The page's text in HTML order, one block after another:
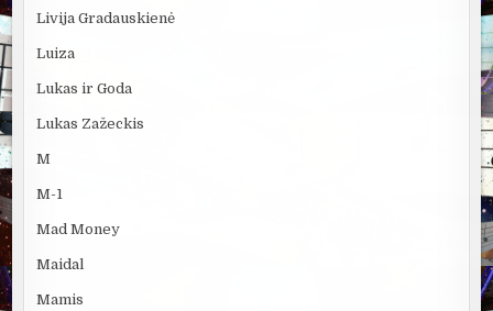
Livija Gradauskienė
Luiza
Lukas ir Goda
Lukas Zažeckis
M
M-1
Mad Money
Maidal
Mamis